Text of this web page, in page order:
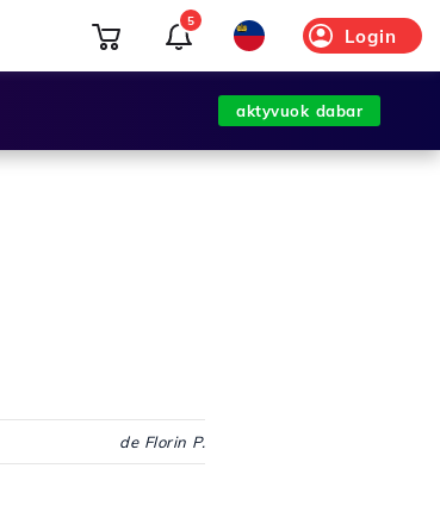
Login
5
aktyvuok dabar
de Florin P.